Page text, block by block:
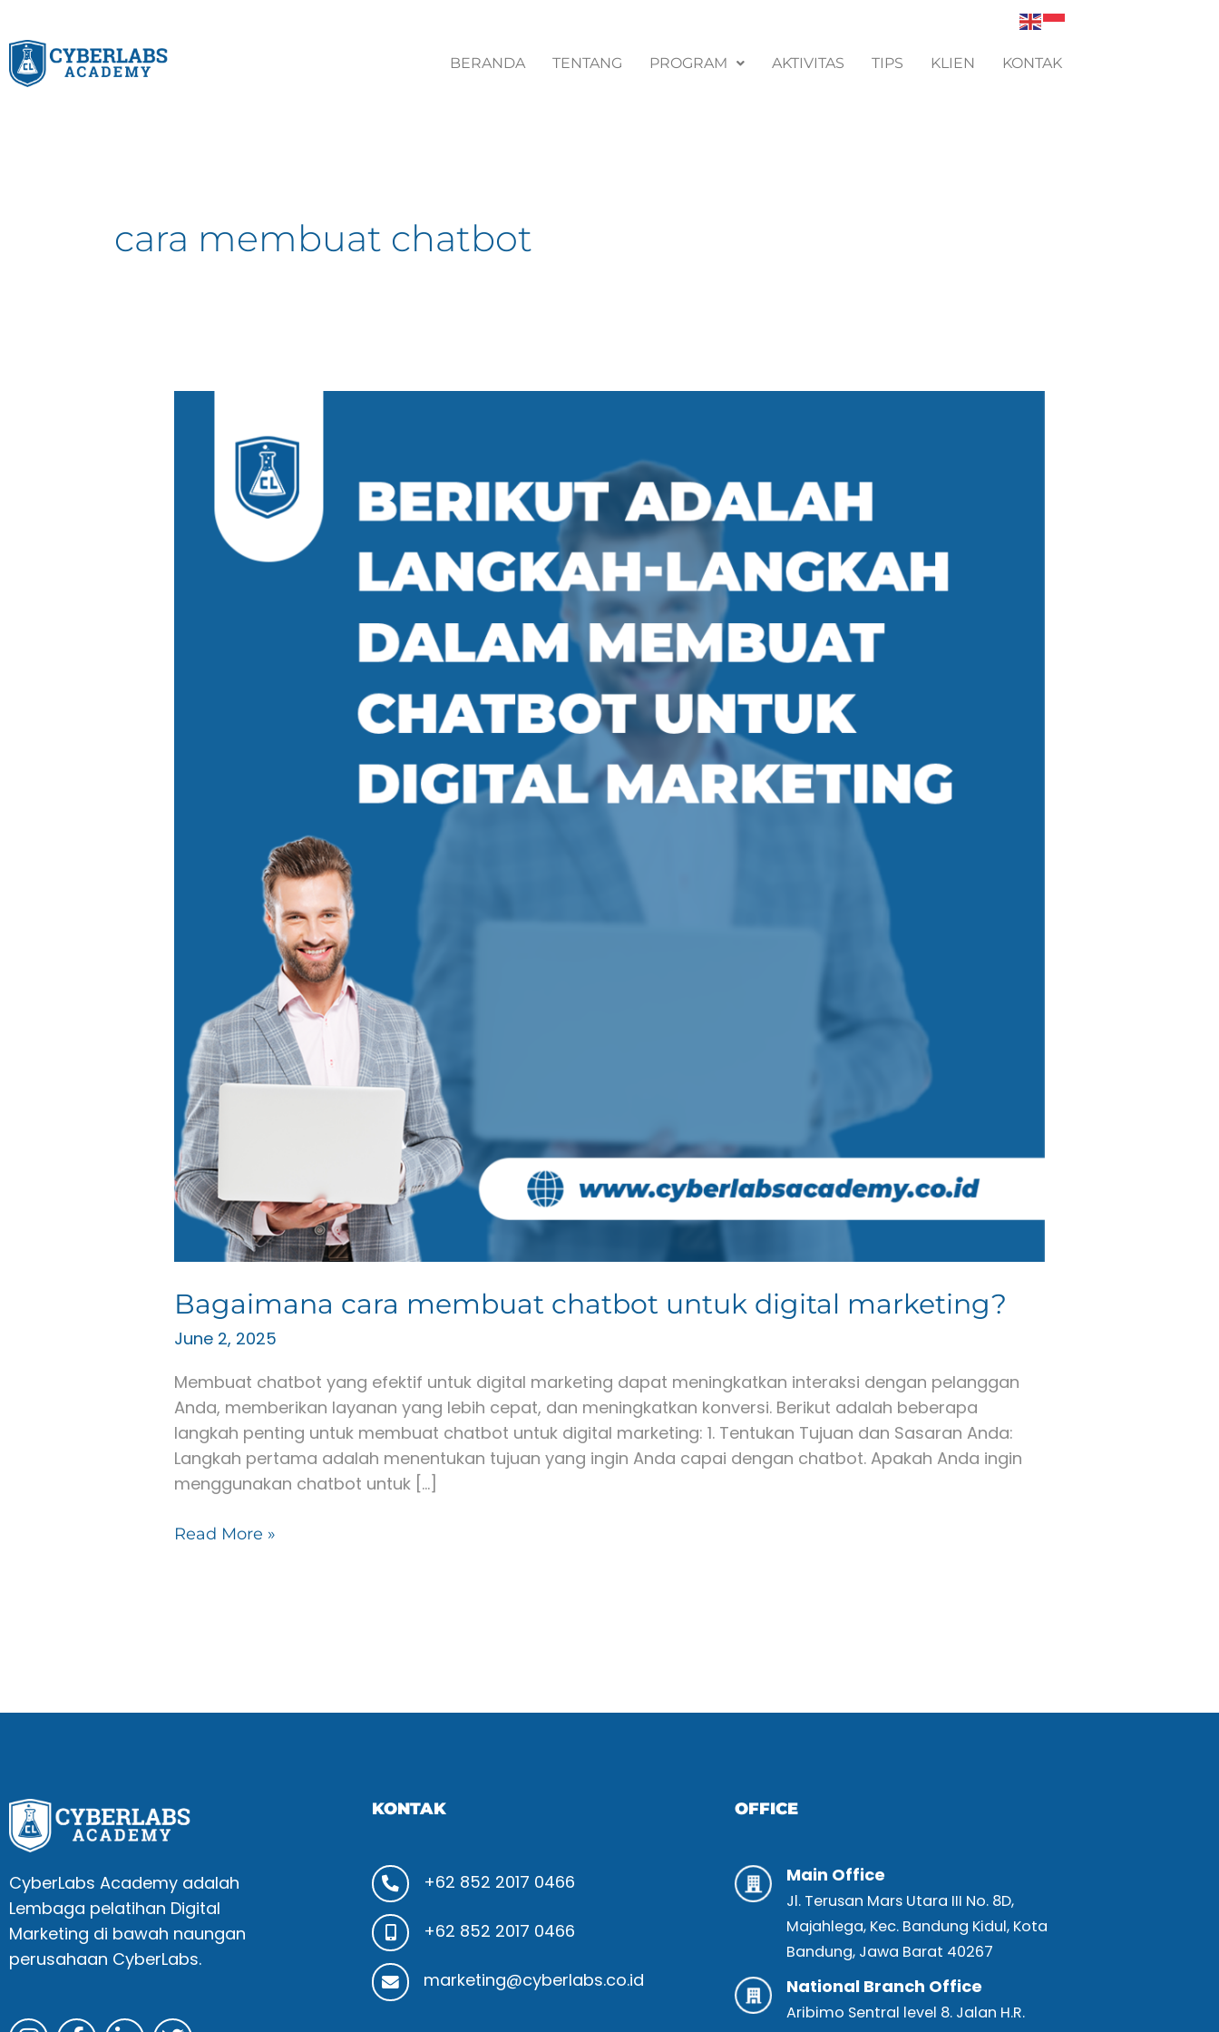
to
content
BERANDA TENTANG PROGRAM AKTIVITAS TIPS KLIEN KONTAK
cara membuat chatbot
Bagaimana cara membuat chatbot untuk digital marketing?
June 2, 2025
Membuat chatbot yang efektif untuk digital marketing dapat meningkatkan interaksi dengan pelanggan
Anda, memberikan layanan yang lebih cepat, dan meningkatkan konversi. Berikut adalah beberapa
langkah penting untuk membuat chatbot untuk digital marketing: 1. Tentukan Tujuan dan Sasaran Anda:
Langkah pertama adalah menentukan tujuan yang ingin Anda capai dengan chatbot. Apakah Anda ingin
menggunakan chatbot untuk […]
membuat
digital
marketing?
Read More »
CyberLabs Academy adalah
Lembaga pelatihan Digital
Marketing di bawah naungan
perusahaan CyberLabs.
KONTAK
+62 852 2017 0466
+62 852 2017 0466
marketing@cyberlabs.co.id
OFFICE
Main Office
Jl. Terusan Mars Utara III No. 8D,
Majahlega, Kec. Bandung Kidul, Kota
Bandung, Jawa Barat 40267
National Branch Office
Aribimo Sentral level 8. Jalan H.R.